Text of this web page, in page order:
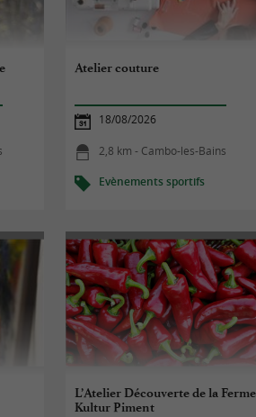
Atelier couture
18/08/2026
2,8 km - Cambo-les-Bains
Evènements sportifs
L’Atelier Découverte de la Ferme
Kultur Piment